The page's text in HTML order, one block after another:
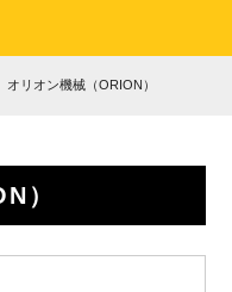
オリオン機械（ORION）
）